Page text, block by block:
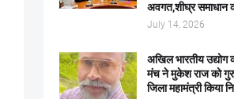
अवगत,शीघ्र समाधान
July 14, 2026
अखिल भारतीय उद्योग
मंच ने मुकेश राज को
जिला महामंत्री किया